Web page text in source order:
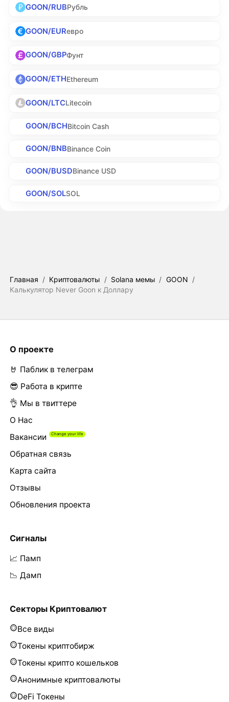
GOON/RUBРубль
GOON/EURевро
GOON/GBPФунт
GOON/ETHEthereum
GOON/LTCLitecoin
GOON/BCHBitcoin Cash
GOON/BNBBinance Coin
GOON/BUSDBinance USD
GOON/SOLSOL
Главная / Криптовалюты / Solana мемы / GOON /
Калькулятор Never Goon к Доллару
О проекте
🤘 Паблик в телеграм
😎 Работа в крипте
👌 Мы в твиттере
О Нас
Вакансии
Обратная связь
Карта сайта
Отзывы
Обновления проекта
Сигналы
📈 Памп
📉 Дамп
Секторы Криптовалют
Все виды
Токены криптобирж
Токены крипто кошельков
Анонимные криптовалюты
DeFi Токены